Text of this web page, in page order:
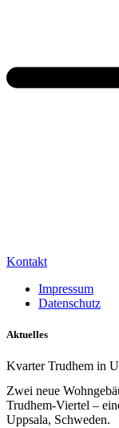
Kontakt
Impressum
Datenschutz
Aktuelles
Kvarter Trudhem in
Zwei neue
Trudhem-Viertel –
Uppsala, Schweden.